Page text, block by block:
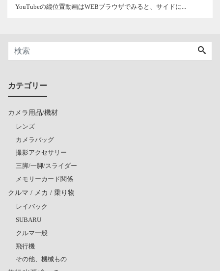
YouTubeの縦位置動画はWEBブラウザでみると、サイドに...
カテゴリー
カメラ用品/機材
レンズ
カメラバッグ
撮影アクセサリー
三脚/一脚/スライダー
メモリーカード関係
クルマ / メカ / 乗り物
レイバック
SUBARU
クルマ一般
飛行機
その他、機械もの